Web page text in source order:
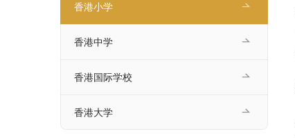
香港小学
香港中学
香港国际学校
香港大学